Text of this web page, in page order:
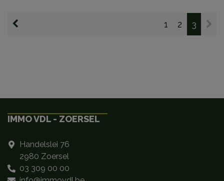
1 2 3
IMMO VDL - ZOERSEL
Handelslei 76
2980 Zoersel
03 309 00 00